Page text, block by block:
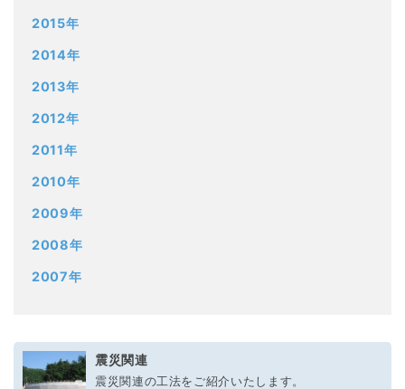
2015年
2014年
2013年
2012年
2011年
2010年
2009年
2008年
2007年
震災関連
震災関連の工法をご紹介いたします。